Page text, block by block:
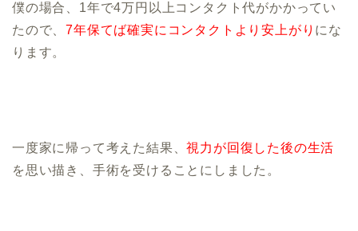
僕の場合、1年で4万円以上コンタクト代がかかってい
たので、7年保てば確実にコンタクトより安上がり にな
ります。
一度家に帰って考えた結果、視力が回復した後の生活
を思い描き、手術を受けることにしました。